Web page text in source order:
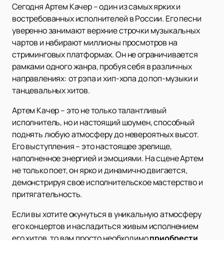
Сегодня Артем Качер – один из самых ярких и
востребованных исполнителей в России. Его песни
уверенно занимают верхние строчки музыкальных
чартов и набирают миллионы просмотров на
стриминговых платформах. Он не ограничивается
рамками одного жанра, пробуя себя в различных
направлениях: от рэпа и хип-хопа до поп-музыки и
танцевальных хитов.
Артем Качер – это не только талантливый
исполнитель, но и настоящий шоумен, способный
поднять любую атмосферу до невероятных высот.
Его выступления – это настоящее зрелище,
наполненное энергией и эмоциями. На сцене Артем
не только поет, он ярко и динамично двигается,
демонстрируя свое исполнительское мастерство и
притягательность.
Если вы хотите окунуться в уникальную атмосферу
его концертов и насладиться живым исполнением
его хитов, то вам просто необходимоприобрести